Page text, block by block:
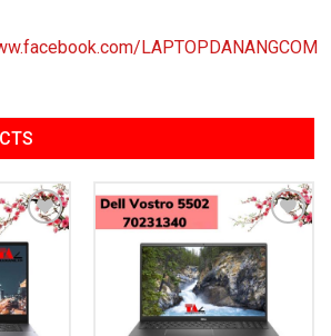
LAPTOPDANANGCOM
Add to
Wishlist
Add to
Wishlist